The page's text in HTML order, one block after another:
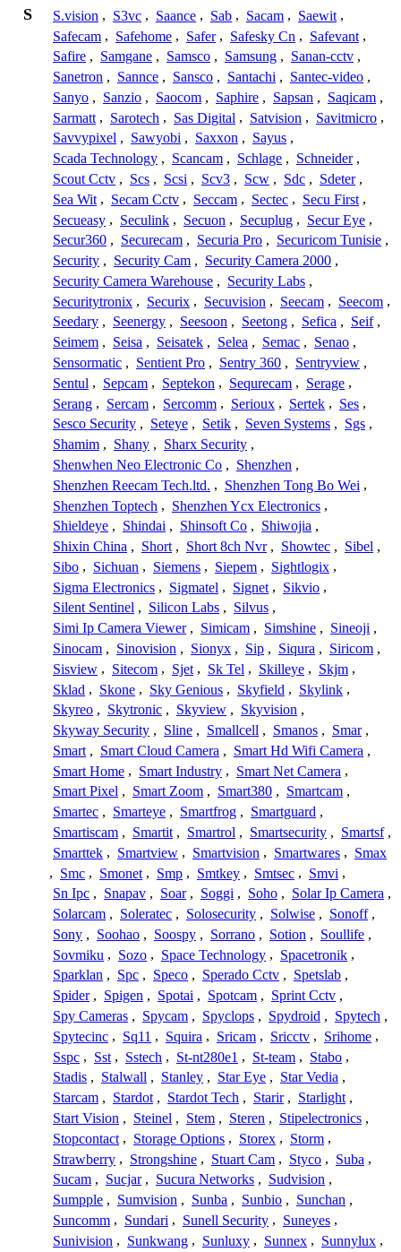
S S.vision , S3vc , Saance , Sab , Sacam , Saewit ,
Safecam , Safehome , Safer , Safesky Cn , Safevant ,
Safire , Samgane , Samsco , Samsung , Sanan-cctv ,
Sanetron , Sannce , Sansco , Santachi , Santec-video ,
Sanyo , Sanzio , Saocom , Saphire , Sapsan , Saqicam ,
Sarmatt , Sarotech , Sas Digital , Satvision , Savitmicro ,
Savvypixel , Sawyobi , Saxxon , Sayus ,
Scada Technology , Scancam , Schlage , Schneider ,
Scout Cctv , Scs , Scsi , Scv3 , Scw , Sdc , Sdeter ,
Sea Wit , Secam Cctv , Seccam , Sectec , Secu First ,
Secueasy , Seculink , Secuon , Secuplug , Secur Eye ,
Secur360 , Securecam , Securia Pro , Securicom Tunisie ,
Security , Security Cam , Security Camera 2000 ,
Security Camera Warehouse , Security Labs ,
Securitytronix , Securix , Secuvision , Seecam , Seecom ,
Seedary , Seenergy , Seesoon , Seetong , Sefica , Seif ,
Seimem , Seisa , Seisatek , Selea , Semac , Senao ,
Sensormatic , Sentient Pro , Sentry 360 , Sentryview ,
Sentul , Sepcam , Septekon , Sequrecam , Serage ,
Serang , Sercam , Sercomm , Serioux , Sertek , Ses ,
Sesco Security , Seteye , Setik , Seven Systems , Sgs ,
Shamim , Shany , Sharx Security ,
Shenwhen Neo Electronic Co , Shenzhen ,
Shenzhen Reecam Tech.ltd. , Shenzhen Tong Bo Wei ,
Shenzhen Toptech , Shenzhen Ycx Electronics ,
Shieldeye , Shindai , Shinsoft Co , Shiwojia ,
Shixin China , Short , Short 8ch Nvr , Showtec , Sibel ,
Sibo , Sichuan , Siemens , Siepem , Sightlogix ,
Sigma Electronics , Sigmatel , Signet , Sikvio ,
Silent Sentinel , Silicon Labs , Silvus ,
Simi Ip Camera Viewer , Simicam , Simshine , Sineoji ,
Sinocam , Sinovision , Sionyx , Sip , Siqura , Siricom ,
Sisview , Sitecom , Sjet , Sk Tel , Skilleye , Skjm ,
Sklad , Skone , Sky Genious , Skyfield , Skylink ,
Skyreo , Skytronic , Skyview , Skyvision ,
Skyway Security , Sline , Smallcell , Smanos , Smar ,
Smart , Smart Cloud Camera , Smart Hd Wifi Camera ,
Smart Home , Smart Industry , Smart Net Camera ,
Smart Pixel , Smart Zoom , Smart380 , Smartcam ,
Smartec , Smarteye , Smartfrog , Smartguard ,
Smartiscam , Smartit , Smartrol , Smartsecurity , Smartsf ,
Smarttek , Smartview , Smartvision , Smartwares , Smax
, Smc , Smonet , Smp , Smtkey , Smtsec , Smvi ,
Sn Ipc , Snapav , Soar , Soggi , Soho , Solar Ip Camera ,
Solarcam , Soleratec , Solosecurity , Solwise , Sonoff ,
Sony , Soohao , Soospy , Sorrano , Sotion , Soullife ,
Sovmiku , Sozo , Space Technology , Spacetronik ,
Sparklan , Spc , Speco , Sperado Cctv , Spetslab ,
Spider , Spigen , Spotai , Spotcam , Sprint Cctv ,
Spy Cameras , Spycam , Spyclops , Spydroid , Spytech ,
Spytecinc , Sq11 , Squira , Sricam , Sricctv , Srihome ,
Sspc , Sst , Sstech , St-nt280e1 , St-team , Stabo ,
Stadis , Stalwall , Stanley , Star Eye , Star Vedia ,
Starcam , Stardot , Stardot Tech , Starir , Starlight ,
Start Vision , Steinel , Stem , Steren , Stipelectronics ,
Stopcontact , Storage Options , Storex , Storm ,
Strawberry , Strongshine , Stuart Cam , Styco , Suba ,
Sucam , Sucjar , Sucura Networks , Sudvision ,
Sumpple , Sumvision , Sunba , Sunbio , Sunchan ,
Suncomm , Sundari , Sunell Security , Suneyes ,
Sunivision , Sunkwang , Sunluxy , Sunnex , Sunnylux ,